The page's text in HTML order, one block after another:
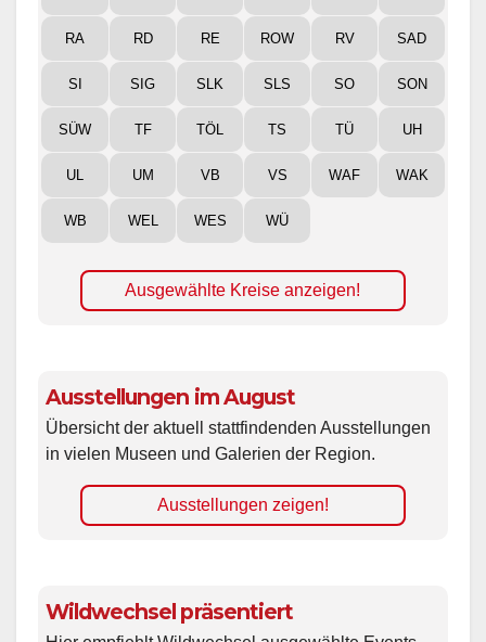
RA RD RE ROW RV SAD
SI SIG SLK SLS SO SON
SÜW TF TÖL TS TÜ UH
UL UM VB VS WAF WAK
WB WEL WES WÜ
Ausgewählte Kreise anzeigen!
Ausstellungen im August
Übersicht der aktuell stattfindenden Ausstellungen
in vielen Museen und Galerien der Region.
Ausstellungen zeigen!
Wildwechsel präsentiert